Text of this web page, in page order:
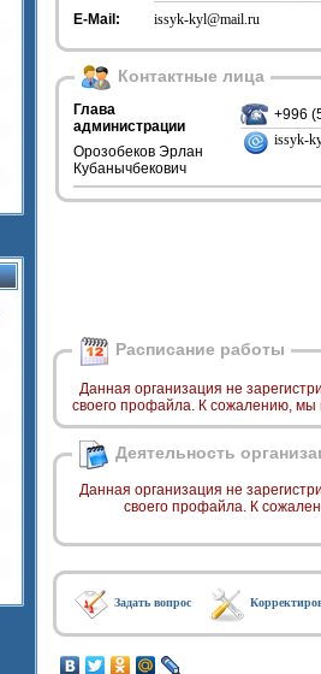
E-Mail: issyk-kyl@mail.ru
Контактные лица
Глава
администрации
Орозобеков Эрлан
Кубанычбекович
+996
issyk-
Расписание работы
Данная организация не
своего профайла. К сожалению,
Деятельность
Данная организация не
своего профайла. К
Задать вопрос